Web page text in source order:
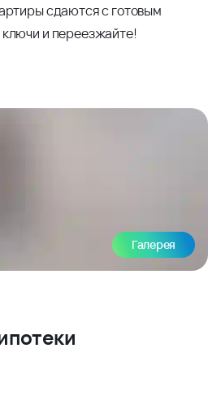
сдаются с готовым
и переезжайте!
Галерея